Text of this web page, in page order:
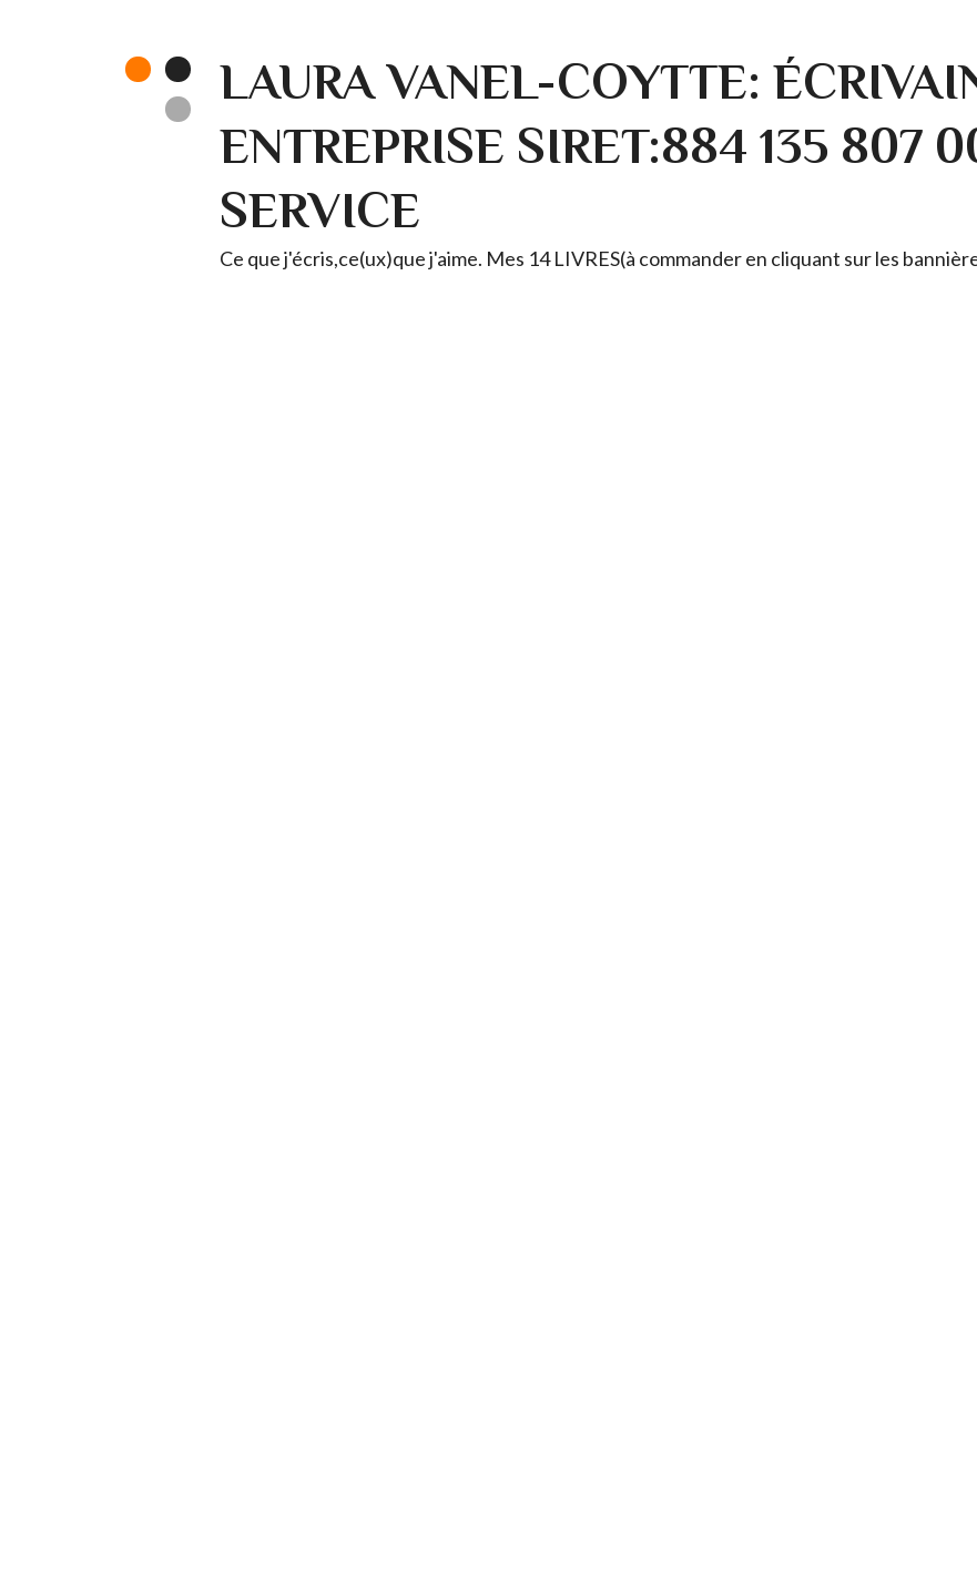
LAURA VANEL-COYTTE:
ENTREPRISE SIRET:884 135 807
SERVICE
Ce que j'écris,ce(ux)que j'aime. Mes 14 LIVRES(à commander en cliquant sur les